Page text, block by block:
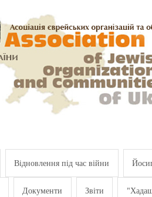
Відновлення під час війни
Документи Звіти